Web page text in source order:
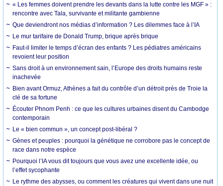
« Les femmes doivent prendre les devants dans la lutte contre les MGF » :
rencontre avec Tala, survivante et militante gambienne
Que deviendront nos médias d’information ? Les dilemmes face à l’IA
Le mur tarifaire de Donald Trump, brique après brique
Faut-il limiter le temps d’écran des enfants ? Les pédiatres américains
revoient leur position
Sans droit à un environnement sain, l’Europe des droits humains reste
inachevée
Bien avant Ormuz, Athènes a fait du contrôle d’un détroit près de Troie la
clé de sa fortune
Écouter Phnom Penh : ce que les cultures urbaines disent du Cambodge
contemporain
Le « bien commun », un concept post-libéral ?
Gènes et peuples : pourquoi la génétique ne corrobore pas le concept de
race dans notre espèce
Pourquoi l’IA vous dit toujours que vous avez une excellente idée, ou
l’effet sycophante
Le rythme des abysses, ou comment les créatures qui vivent dans une nuit